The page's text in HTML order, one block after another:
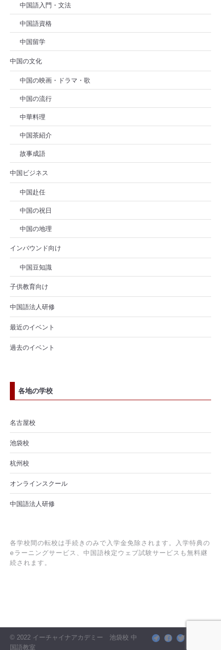
中国語入門・文法
中国語資格
中国留学
中国の文化
中国の映画・ドラマ・歌
中国の流行
中華料理
中国茶紹介
故事成語
中国ビジネス
中国赴任
中国の祝日
中国の地理
インバウンド向け
中国豆知識
子供教育向け
中国語法人研修
最近のイベント
過去のイベント
各地の学校
名古屋校
池袋校
杭州校
オンラインスクール
中国語法人研修
各学校間の転校は手続きのみで入学金免除されます。入学特典の
eラーニングサービス、中国語検定ウェブ試験サービスも無料継
続されます。
© 2022 イーチャイナアカデミー 池袋校 中
国語教室